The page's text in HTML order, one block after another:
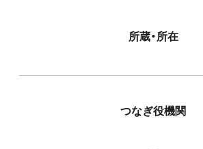
所蔵・所在
つなぎ役機関